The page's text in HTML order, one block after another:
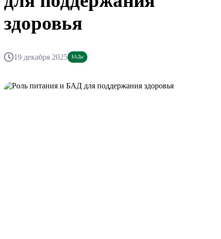
здоровья
19 декабря 2025 БАДы